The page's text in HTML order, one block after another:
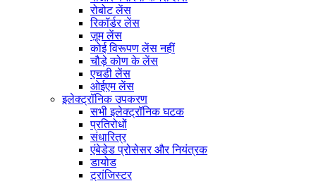
रोबोट लेंस
रिकॉर्डर लेंस
ज़ूम लेंस
कोई विरूपण लेंस नहीं
चौड़े कोण के लेंस
एचडी लेंस
ओईएम लेंस
इलेक्ट्रॉनिक उपकरण
सभी इलेक्ट्रॉनिक घटक
प्रतिरोधों
संधारित्र
एंबेडेड प्रोसेसर और नियंत्रक
डायोड
ट्रांजिस्टर